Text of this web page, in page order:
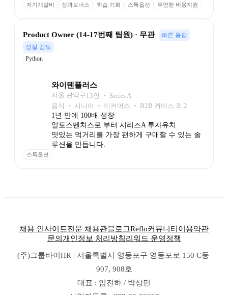
자기개발비 성과보너스 학습 기회 스톡옵션 유연한 비용지원
Product Owner (14-17번째 팀원) · 무관
빠른 응답
성실 검토
Python
와이텐플러스
서울 관악구13인 ‧ Series A
음식 ‧ 시니어 ‧ 이커머스 ‧ B2B 커머스 외 2
1년 만에 100배 성장
알토스벤처스로 부터 시리즈A 투자유치
맛있는 먹거리를 가장 편하게 구매할 수 있는 솔
루션을 만듭니다.
스톡옵션
채용 인사이트전문 채용관블로그Reflo커뮤니티 이용약관
문의 개인정보 처리방침리워드 운영정책
(주)그룹바이HR | 서울특별시 영등포구 영등포로 150 C동
907, 908호
대표 : 임진하 / 박상민